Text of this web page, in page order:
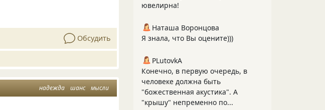
Обсудить
надежда шанс мысли
ювелирна!
Наташа Воронцова
Я знала, что Вы оцените)))
PLutоvkА
Конечно, в первую очередь, в
человеке должна быть
"божественная акустика". А
"крышу" непременно по...